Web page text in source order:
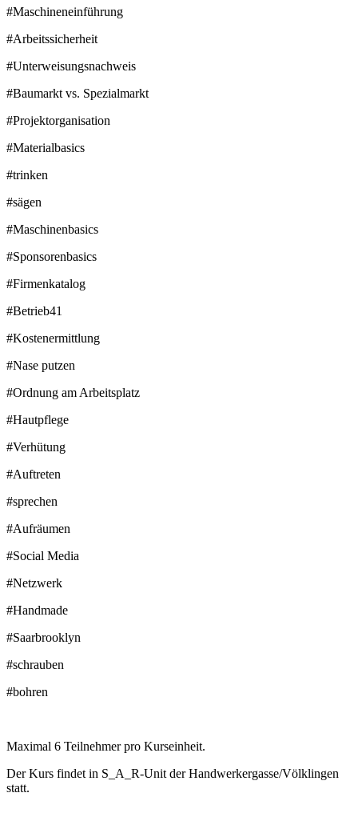
#Maschineneinführung
#Arbeitssicherheit
#Unterweisungsnachweis
#Baumarkt vs. Spezialmarkt
#Projektorganisation
#Materialbasics
#trinken
#sägen
#Maschinenbasics
#Sponsorenbasics
#Firmenkatalog
#Betrieb41
#Kostenermittlung
#Nase putzen
#Ordnung am Arbeitsplatz
#Hautpflege
#Verhütung
#Auftreten
#sprechen
#Aufräumen
#Social Media
#Netzwerk
#Handmade
#Saarbrooklyn
#schrauben
#bohren
Maximal 6 Teilnehmer pro Kurseinheit.
Der Kurs findet in S_A_R-Unit der Handwerkergasse/Völklingen
statt.